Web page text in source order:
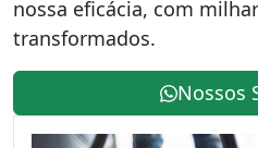
nossa eficácia, com
transformados.
Nossos